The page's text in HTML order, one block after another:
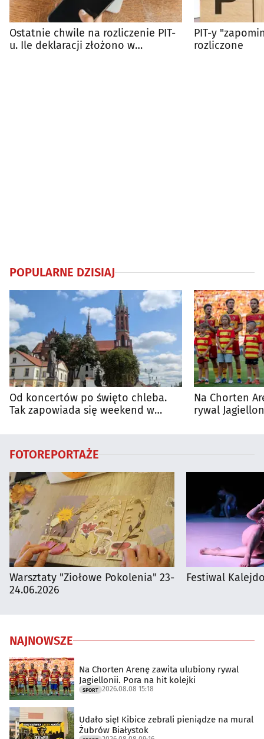
Ostatnie chwile na rozliczenie PIT-
u. Ile deklaracji złożono w
PIT-y
rozliczone
POPULARNE DZISIAJ
Od koncertów po święto chleba.
Tak zapowiada się weekend w
Na Chorten
rywal
FOTOREPORTAŻE
Warsztaty "Ziołowe Pokolenia" 23-
24.06.2026
Festiwal
NAJNOWSZE
Na Chorten Arenę zawita ulubiony rywal
Jagiellonii. Pora na hit kolejki
SPORT 2026.08.08 15:18
Udało się! Kibice zebrali pieniądze na mural
Żubrów Białystok